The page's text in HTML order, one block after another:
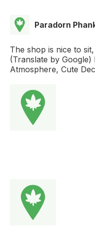
Paradorn
The shop is nice to
(Translate by Google)
Atmosphere, Cute